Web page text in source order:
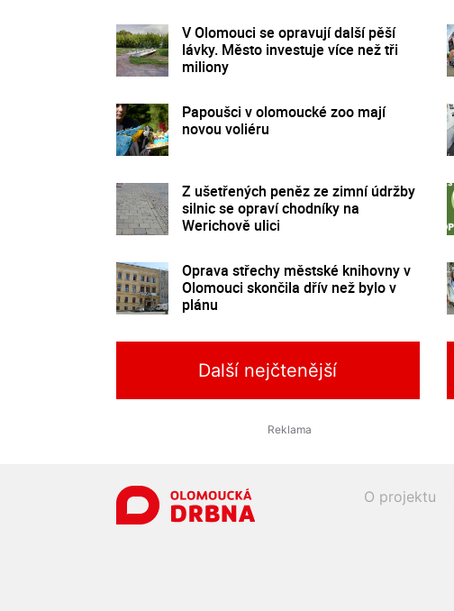
V Olomouci se opravují další pěší
lávky. Město investuje více než tři
miliony
Papoušci v olomoucké zoo mají
novou voliéru
Z ušetřených peněz ze zimní údržby
silnic se opraví chodníky na
Werichově ulici
Oprava střechy městské knihovny v
Olomouci skončila dřív než bylo v
plánu
Další nejčtenější
O projektu